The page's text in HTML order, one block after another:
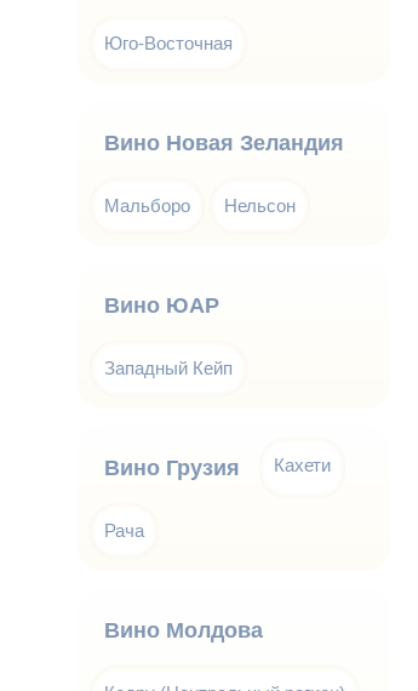
Юго-Восточная
Вино Новая Зеландия
Мальборо Нельсон
Вино ЮАР
Западный Кейп
Вино Грузия Кахети
Рача
Вино Молдова